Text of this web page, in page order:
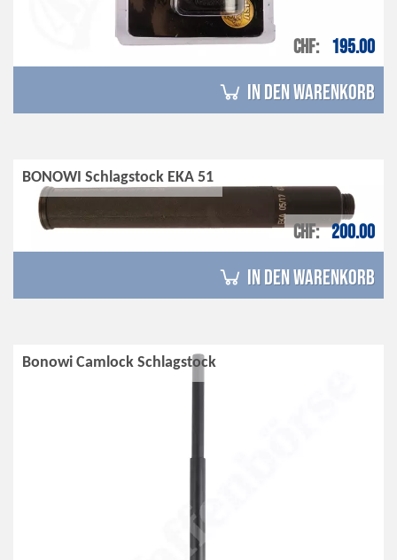
CHF 195.00
in den Warenkorb
BONOWI Schlagstock EKA 51
CHF 200.00
in den Warenkorb
Bonowi Camlock Schlagstock